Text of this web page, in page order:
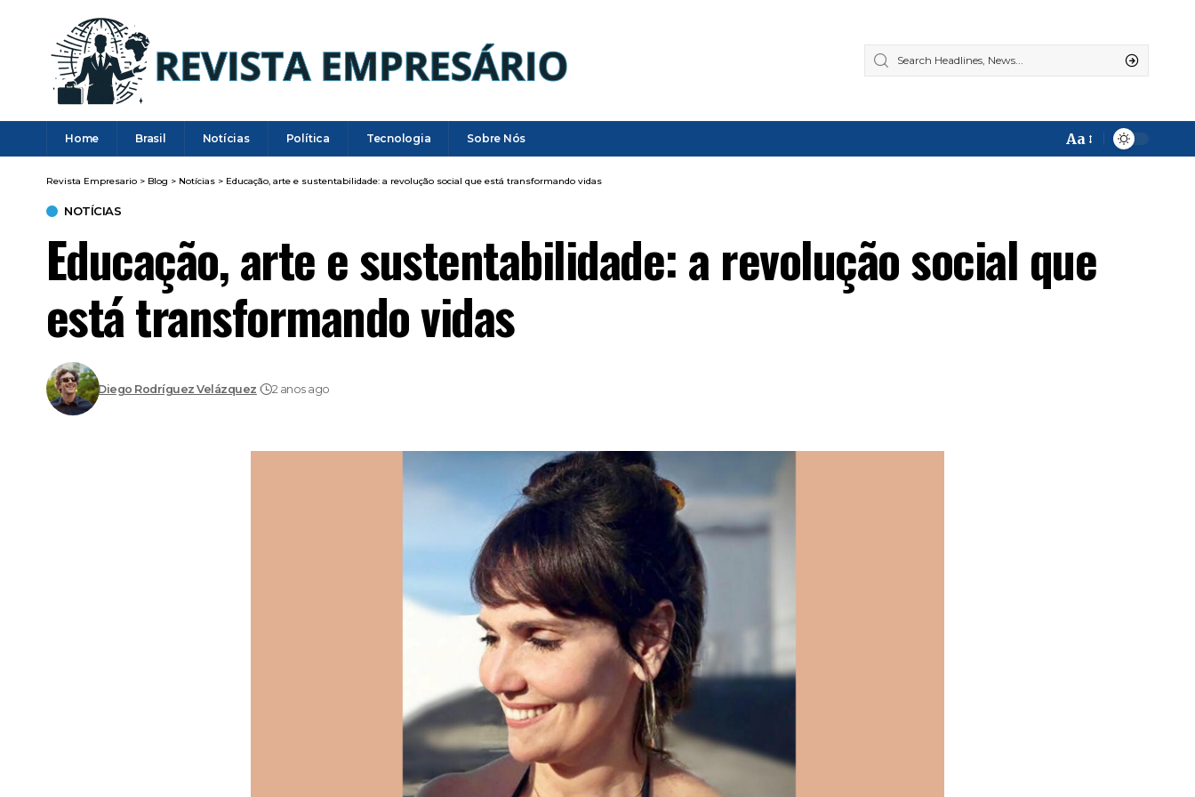
Home Brasil Notícias Política Tecnologia Sobre Nós
Font
Aa
Revista Empresario > Blog > Notícias > Educação, arte e sustentabilidade: a revolução social que está transformando vidas
NOTÍCIAS
Educação, arte e sustentabilidade: a revolução social que
está transformando vidas
Diego Rodríguez Velázquez 2 anos ago